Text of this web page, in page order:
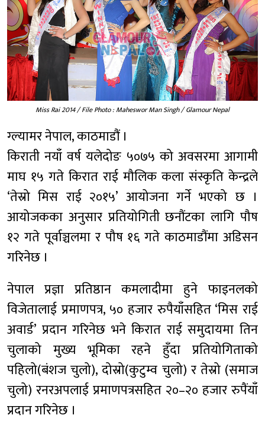
Miss Rai 2014 / File Photo : Maheswor Man Singh / Glamour Nepal
ग्ल्यामर नेपाल, काठमाडौं ।
किराती नयाँ वर्ष यलेदोङ ५०७५ को अवसरमा आगामी
माघ १५ गते किरात राई मौलिक कला संस्कृति केन्द्रले
‘तेस्रो मिस राई २०१५’ आयोजना गर्ने भएको छ ।
आयोजकका अनुसार प्रतियोगिती छनौंटका लागि पौष
१२ गते पूर्वाञ्चलमा र पौष १६ गते काठमाडौंमा अडिसन
गरिनेछ ।
नेपाल प्रज्ञा प्रतिष्ठान कमलादीमा हुने फाइनलको
विजेतालाई प्रमाणपत्र, ५० हजार रुपैयाँसहित ‘मिस राई
अवार्ड’ प्रदान गरिनेछ भने किरात राई समुदायमा तिन
चुलाको मुख्य भूमिका रहने हुँदा प्रतियोगिताको
पहिलो(बंशज चुलो), दोस्रो(कुटुम्व चुलो) र तेस्रो (समाज
चुलो) रनरअपलाई प्रमाणपत्रसहित २०–२० हजार रुपैंयाँ
प्रदान गरिनेछ ।